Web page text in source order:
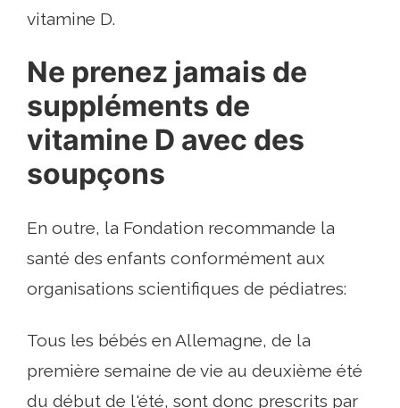
vitamine D.
Ne prenez jamais de
suppléments de
vitamine D avec des
soupçons
En outre, la Fondation recommande la
santé des enfants conformément aux
organisations scientifiques de pédiatres:
Tous les bébés en Allemagne, de la
première semaine de vie au deuxième été
du début de l'été, sont donc prescrits par